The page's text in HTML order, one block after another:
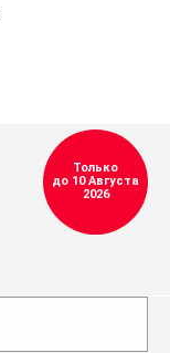
Только
до 10 Августа
2026